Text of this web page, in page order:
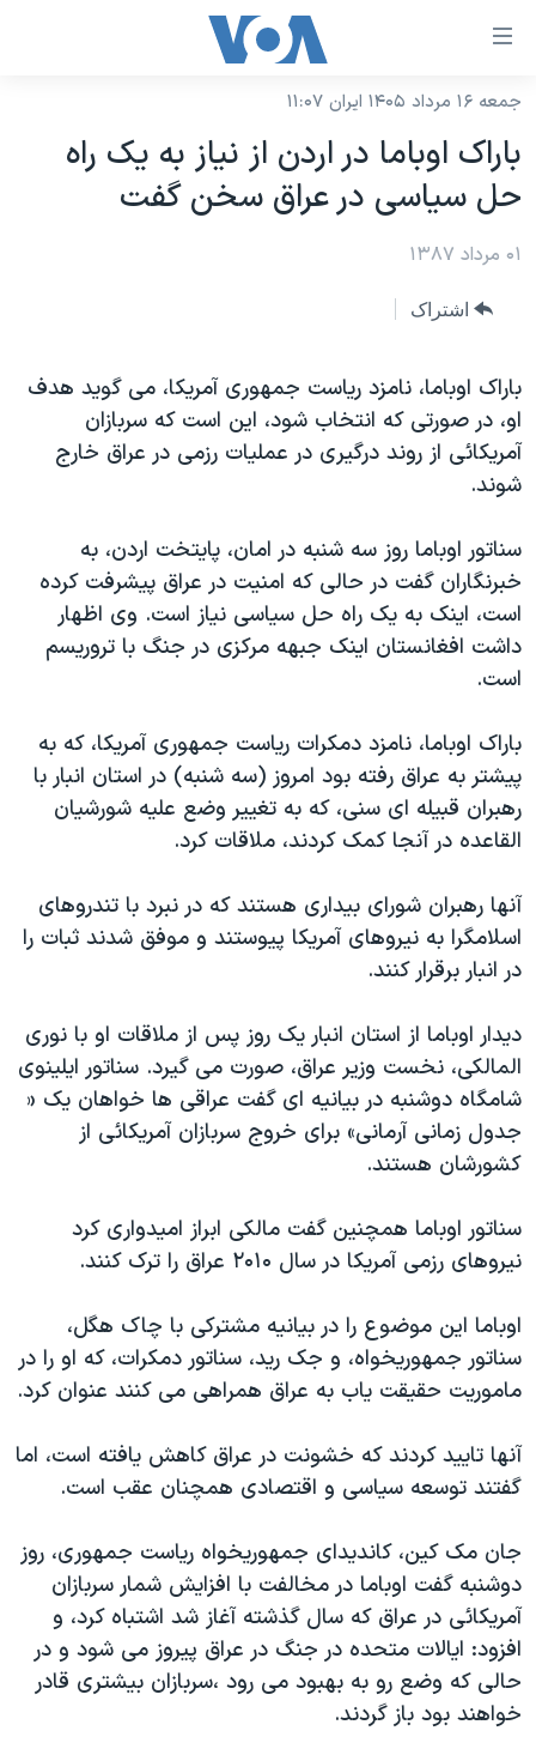
لینکهای
دسترسی
جهش
محتوای
اصلی
جهش
اصلی
جهش
به
جستجو
نسخه سبک وب‌سایت
موضوع ها
ایران
آمریکا
ورزشی
گزیده‌ها
فرهنگ و زندگی
حقوق شهروندی
اقتصادی
علم و فناوری
اسرائیل در جنگ
گالری عکس
آرشیو پخش زنده
برنامه های تلویزیونی
جدول برنامه ها
جام جهانی ۲۰۲۶
عملیات خشم حماسی
مستندها
انتخابات ریاست جمهوری آمریکا ۲۰۲۴
حمله جمهوری اسلامی به اسرائیل
رمز مهسا
ورزش زنان در ایران
اعتراضات زن، زندگی، آزادی
مجموعه مستندهای دادخواهی
دادگاه حمید نوری
چهل سال گروگان‌گیری
اعتراضات مردمی آبان ۹۸
اسرائیل در جنگ
نرگس محمدی برنده جایزه نوبل صلح
همایش محافظه‌کاران آمریکا «سی‌پک»
سفر پرزیدنت ترامپ به چین
فرکانس‌های صدای آمریکا
پخش رادیویی
یادگیری زبان انگلیسی
دنبال کنید
جمعه ۱۶ مرداد ۱۴۰۵ ایران ۱۱:۰۷
باراک اوباما در اردن از نیاز به یک راه
حل سیاسی در عراق سخن گفت
۰۱ مرداد ۱۳۸۷
اشتراک
باراک اوباما، نامزد ریاست جمهوری آمریکا، می گوید هدف
او، در صورتی که انتخاب شود، این است که سربازان
آمریکائی از روند درگیری در عملیات رزمی در عراق خارج
شوند.
سناتور اوباما روز سه شنبه در امان، پایتخت اردن، به
خبرنگاران گفت در حالی که امنیت در عراق پیشرفت کرده
است، اینک به یک راه حل سیاسی نیاز است. وی اظهار
داشت افغانستان اینک جبهه مرکزی در جنگ با تروریسم
است.
باراک اوباما، نامزد دمکرات ریاست جمهوری آمریکا، که به
پیشتر به عراق رفته بود امروز (سه شنبه) در استان انبار با
رهبران قبیله ای سنی، که به تغییر وضع علیه شورشیان
القاعده در آنجا کمک کردند، ملاقات کرد.
آنها رهبران شورای بیداری هستند که در نبرد با تندروهای
اسلامگرا به نیروهای آمریکا پیوستند و موفق شدند ثبات را
در انبار برقرار کنند.
دیدار اوباما از استان انبار یک روز پس از ملاقات او با نوری
المالکی، نخست وزیر عراق، صورت می گیرد. سناتور ایلینوی
شامگاه دوشنبه در بیانیه ای گفت عراقی ها خواهان یک «
جدول زمانی آرمانی» برای خروج سربازان آمریکائی از
کشورشان هستند.
سناتور اوباما همچنین گفت مالکی ابراز امیدواری کرد
نیروهای رزمی آمریکا در سال ۲۰۱۰ عراق را ترک کنند.
اوباما این موضوع را در بیانیه مشترکی با چاک هگل،
سناتور جمهوریخواه، و جک رید، سناتور دمکرات، که او را در
ماموریت حقیقت یاب به عراق همراهی می کنند عنوان کرد.
آنها تایید کردند که خشونت در عراق کاهش یافته است، اما
گفتند توسعه سیاسی و اقتصادی همچنان عقب است.
جان مک کین، کاندیدای جمهوریخواه ریاست جمهوری، روز
دوشنبه گفت اوباما در مخالفت با افزایش شمار سربازان
آمریکائی در عراق که سال گذشته آغاز شد اشتباه کرد، و
افزود: ایالات متحده در جنگ در عراق پیروز می شود و در
حالی که وضع رو به بهبود می رود ،سربازان بیشتری قادر
خواهند بود باز گردند.